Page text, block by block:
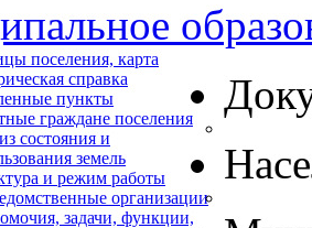
поселения, карта
справка
пункты
граждане поселения
состояния и
земель
и режим работы
организации
задачи, функции,